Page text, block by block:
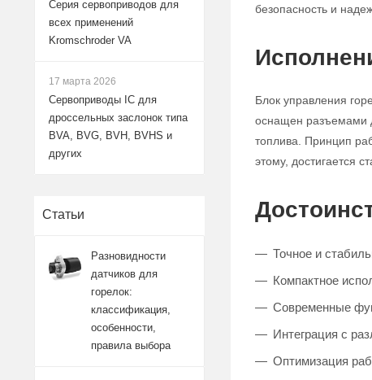
безопасность и
Блок управления
оснащен разъемами
топлива. Принцип
этому, достигается
Точное и
Компактное
Современные
Интеграция с
Оптимизация
Серия сервоприводов для
всех применений
Kromschroder VA
17 марта 2026
Сервоприводы IC для
дроссельных заслонок типа
BVA, BVG, BVH, BVHS и
других
Статьи
Разновидности
датчиков для
горелок:
классификация,
особенности,
правила выбора